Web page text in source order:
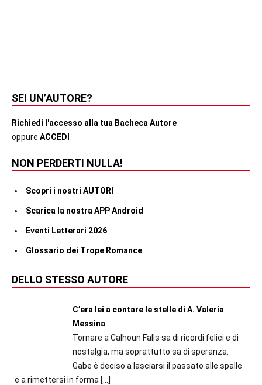
SEI UN’AUTORE?
Richiedi l'accesso alla tua Bacheca Autore
oppure ACCEDI
NON PERDERTI NULLA!
Scopri i nostri AUTORI
Scarica la nostra APP Android
Eventi Letterari 2026
Glossario dei Trope Romance
DELLO STESSO AUTORE
C’era lei a contare le stelle di A. Valeria
Messina
Tornare a Calhoun Falls sa di ricordi felici e di
nostalgia, ma soprattutto sa di speranza.
Gabe è deciso a lasciarsi il passato alle spalle
e a rimettersi in forma […]